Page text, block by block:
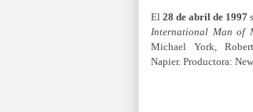
El28 de abril de 1997
International Man of
Michael York,
Napier. Productora: